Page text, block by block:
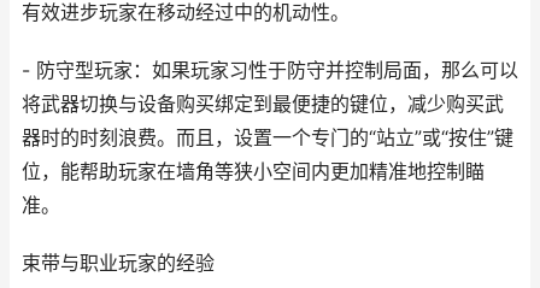
有效进步玩家在移动经过中的机动性。
- 防守型玩家：如果玩家习性于防守并控制局面，那么可以
将武器切换与设备购买绑定到最便捷的键位，减少购买武
器时的时刻浪费。而且，设置一个专门的“站立”或“按住”键
位，能帮助玩家在墙角等狭小空间内更加精准地控制瞄
准。
束带与职业玩家的经验